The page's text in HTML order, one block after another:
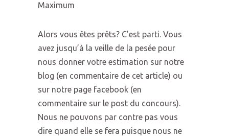
Maximum
Alors vous êtes prêts? C’est parti. Vous
avez jusqu’à la veille de la pesée pour
nous donner votre estimation sur notre
blog (en commentaire de cet article) ou
sur notre page facebook (en
commentaire sur le post du concours).
Nous ne pouvons par contre pas vous
dire quand elle se fera puisque nous ne